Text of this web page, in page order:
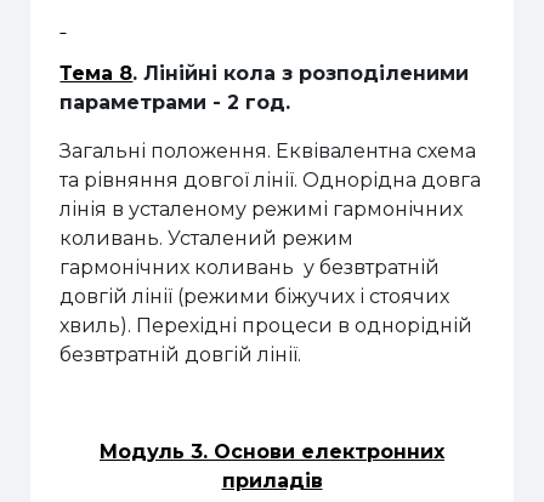
Тема 8. Лінійні кола з розподіленими
параметрами - 2 год.
Загальні положення. Еквівалентна схема
та рівняння довгої лінії.Однорідна довга
лінія в усталеному режимі гармонічних
коливань.Усталений режим
гармонічних коливань у безвтратній
довгій лінії (режими біжучих і стоячих
хвиль). Перехідні процеси в однорідній
безвтратній довгій лінії.
Модуль 3. Основи електронних
приладів